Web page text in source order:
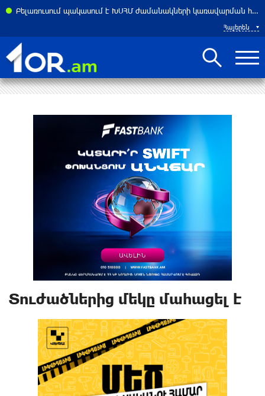
Բելառուսում պակասում է ԽՍՀՄ ժամանակների կառավարման համակարգը․ Լուկաշենկո
Հայերեն
Տուժածներից մեկը մաhացել է